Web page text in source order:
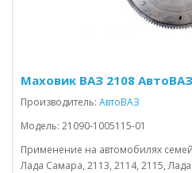
Маховик ВАЗ 2108 АвтоВАЗ
Производитель: АвтоВАЗ
Модель: 21090-1005115-01
Применение на автомобилях
Лада Самара, 2113, 2114, 2115,